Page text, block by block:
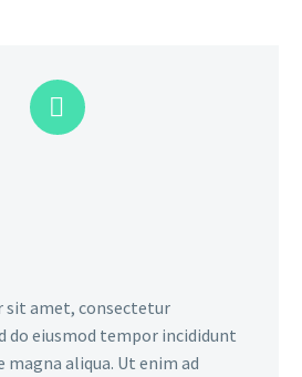


sit amet, consectetur
do eiusmod tempor incididunt
aliqua. Ut enim ad